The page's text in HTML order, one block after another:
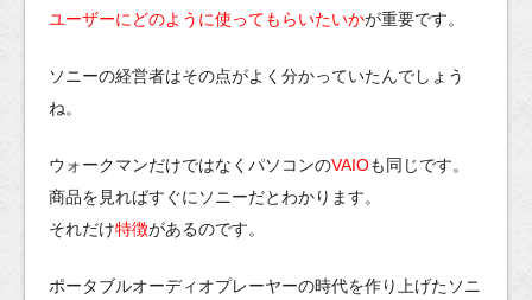
ユーザーにどのように使ってもらいたいかが重要です。
ソニーの経営者はその点がよく分かっていたんでしょう
ね。
ウォークマンだけではなくパソコンのVAIOも同じです。
商品を見ればすぐにソニーだとわかります。
それだけ特徴があるのです。
ポータブルオーディオプレーヤーの時代を作り上げたソニ